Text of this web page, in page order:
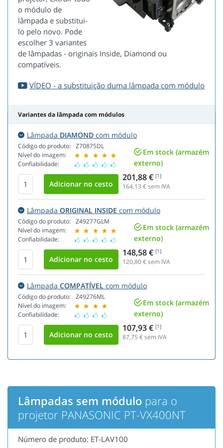
o módulo de
lâmpada e substitui-
lo pelo novo. Pode
escolher 3 variantes
de lâmpadas - originais Inside, Diamond ou
compatíveis.
VÍDEO - a substituição duma lâmpada com módulo
Variantes da lâmpada com módulos
Lâmpada DIAMOND com módulo
Código do produto:
Nível do imagem:
Confiabilidade:
Z70875DL
Em stock (armazém
externo)
201,88 € [1]
164,13 € sem IVA
Lâmpada ORIGINAL INSIDE com módulo
Código do produto:
Nível do imagem:
Confiabilidade:
Z49277GLM
Em stock (armazém
externo)
148,58 € [1]
120,80€ sem IVA
Lâmpada COMPATÍVEL com módulo
Código do produto:
Nível do imagem:
Confiabilidade:
Z49276ML
Em stock (armazém
externo)
107,93 € [1]
87,75 € sem IVA
Lâmpadas sem módulo para o
projetor PANASONIC PT-VX400NT
Número de produto: ET-LAV100